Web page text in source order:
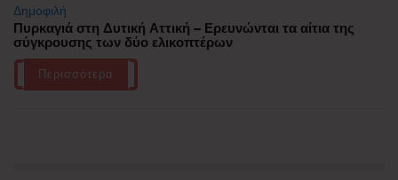
Δημοφιλή
Πυρκαγιά στη Δυτική Αττική – Ερευνώνται τα αίτια της
σύγκρουσης των δύο ελικοπτέρων
Περισσότερα